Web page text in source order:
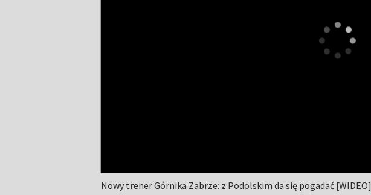
Nowy trener Górnika Zabrze: z Podolskim da się pogadać [WIDEO]